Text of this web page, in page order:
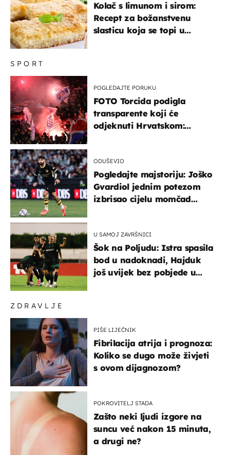
ZDRAVLJE
PIŠE LIJEČNIK
Fibrilacija atrija i prognoza:
Koliko se dugo može živjeti
s ovom dijagnozom?
POKROVITELJ STADA
Zašto neki ljudi izgore na
suncu već nakon 15 minuta,
a drugi ne?
SPORT
POGLEDAJTE PORUKU
FOTO Torcida podigla
transparente koji će
odjeknuti Hrvatskom:
ODUŠEVIO
Pogledajte majstoriju: Joško
Gvardiol jednim potezom
izbrisao cijelu momčad
U SAMOJ ZAVRŠNICI
Šok na Poljudu: Istra spasila
bod u nadoknadi, Hajduk
još uvijek bez pobjede u
Kolač s limunom i sirom:
Recept za božanstvenu
slasticu koja se topi u